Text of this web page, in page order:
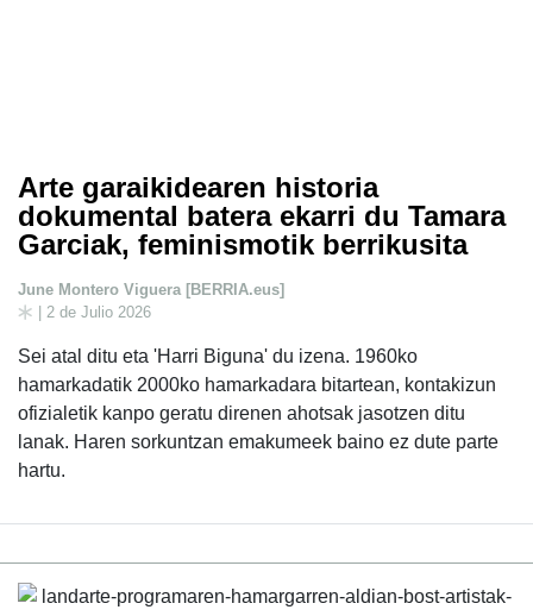
Arte garaikidearen historia
dokumental batera ekarri du Tamara
Garciak, feminismotik berrikusita
June Montero Viguera [BERRIA.eus]
| 2 de Julio 2026
Sei atal ditu eta 'Harri Biguna' du izena. 1960ko
hamarkadatik 2000ko hamarkadara bitartean, kontakizun
ofizialetik kanpo geratu direnen ahotsak jasotzen ditu
lanak. Haren sorkuntzan emakumeek baino ez dute parte
hartu.